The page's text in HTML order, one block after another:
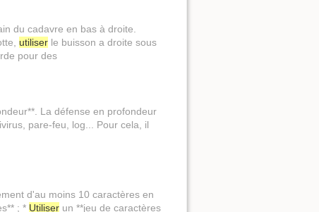
du cadavre en bas à droite.
utiliser le buisson a droite sous
pour des
La défense en profondeur
pare-feu, log... Pour cela, il
d'au moins 10 caractères en
; * Utiliser un **jeu de caractères